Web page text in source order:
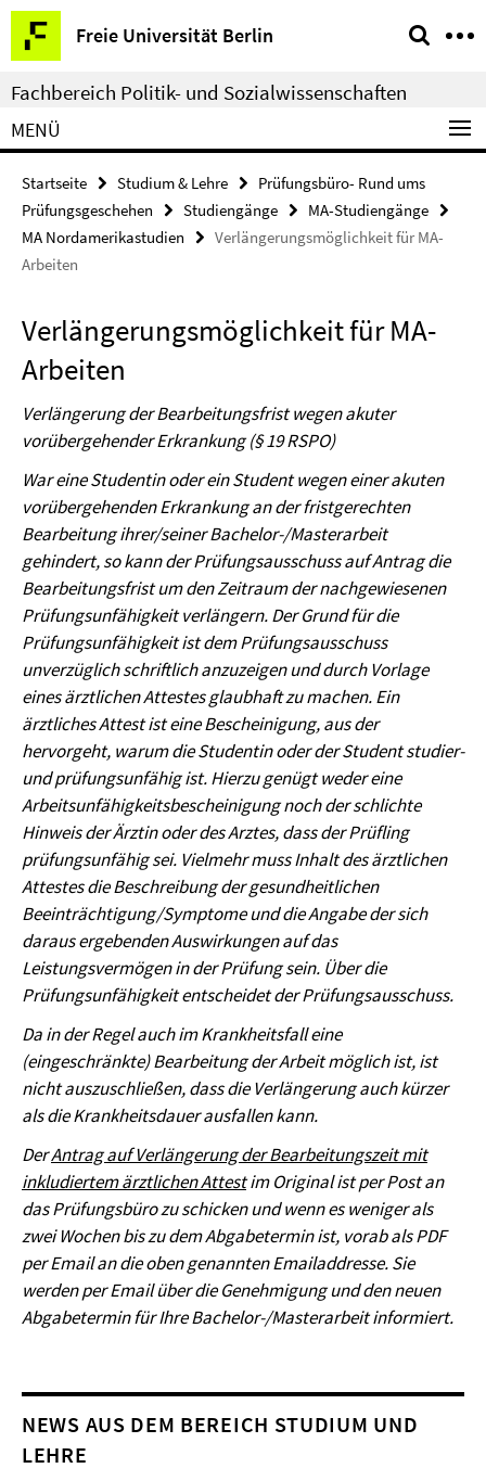
Springe
direkt
zu
Inhalt
Freie Universität Berlin
Service-
Navigation
Fachbereich Politik- und Sozialwissenschaften
MENÜ
Startseite Studium & Lehre
Prüfungsbüro- Rund ums
Prüfungsgeschehen
Studiengänge
MA-Studiengänge
MA Nordamerikastudien
Verlängerungsmöglichkeit für MA-
Arbeiten
Verlängerungsmöglichkeit für MA-
Arbeiten
Verlängerung der Bearbeitungsfrist wegen akuter
vorübergehender Erkrankung (§ 19 RSPO)
War eine Studentin oder ein Student wegen einer akuten
vorübergehenden Erkrankung an der fristgerechten
Bearbeitung ihrer/seiner Bachelor-/Masterarbeit
gehindert, so kann der Prüfungsausschuss auf Antrag die
Bearbeitungsfrist um den Zeitraum der nachgewiesenen
Prüfungsunfähigkeit verlängern. Der Grund für die
Prüfungsunfähigkeit ist dem Prüfungsausschuss
unverzüglich schriftlich anzuzeigen und durch Vorlage
eines ärztlichen Attestes glaubhaft zu machen. Ein
ärztliches Attest ist eine Bescheinigung, aus der
hervorgeht, warum die Studentin oder der Student studier-
und prüfungsunfähig ist. Hierzu genügt weder eine
Arbeitsunfähigkeitsbescheinigung noch der schlichte
Hinweis der Ärztin oder des Arztes, dass der Prüfling
prüfungsunfähig sei. Vielmehr muss Inhalt des ärztlichen
Attestes die Beschreibung der gesundheitlichen
Beeinträchtigung/Symptome und die Angabe der sich
daraus ergebenden Auswirkungen auf das
Leistungsvermögen in der Prüfung sein. Über die
Prüfungsunfähigkeit entscheidet der Prüfungsausschuss.
Da in der Regel auch im Krankheitsfall eine
(eingeschränkte) Bearbeitung der Arbeit möglich ist, ist
nicht auszuschließen, dass die Verlängerung auch kürzer
als die Krankheitsdauer ausfallen kann.
DerAntrag auf Verlängerung der Bearbeitungszeit mit
inkludiertem ärztlichen Attestim Original ist per Post an
das Prüfungsbüro zu schicken und wenn es weniger als
zwei Wochen bis zu dem Abgabetermin ist, vorab als PDF
per Email an die oben genannten Emailaddresse. Sie
werden per Email über die Genehmigung und den neuen
Abgabetermin für Ihre Bachelor-/Masterarbeit informiert.
NEWS AUS DEM BEREICH STUDIUM UND
LEHRE